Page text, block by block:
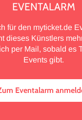
EVENTALARM
für den myticket.de
dieses Künstlers
per Mail, sobald es
Events gibt.
Eventalarm